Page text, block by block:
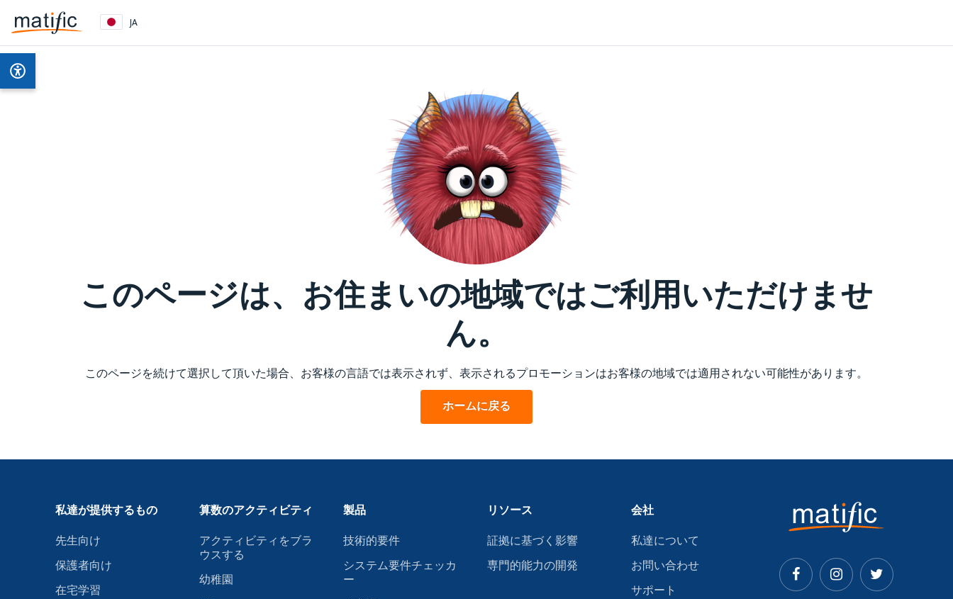
JA
このページは、お住まいの地域ではご利用いただけませ
ん。
このページを続けて選択して頂いた場合、お客様の言語では表示されず、表示されるプロモーションはお客様の地域では適用されない可能性があります。
ホームに戻る
私達が提供するもの
先生向け
保護者向け
在宅学習
算数のアクティビティ
アクティビティをブラ
ウスする
幼稚園
製品
技術的要件
システム要件チェッカ
ー
リソース
証拠に基づく影響
専門的能力の開発
会社
私達について
お問い合わせ
サポート